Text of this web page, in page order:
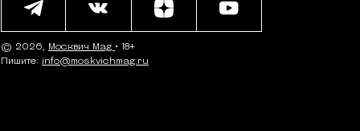
© 2026, Москвич Mag • 18+
Пишите: info@moskvichmag.ru